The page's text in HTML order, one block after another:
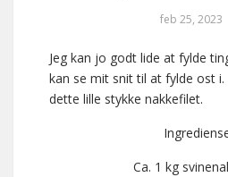
feb 25, 2023
Jeg kan jo godt lide at fylde
kan se mit snit til at fylde ost
dette lille stykke nakkefilet.
Ca. 1 kg